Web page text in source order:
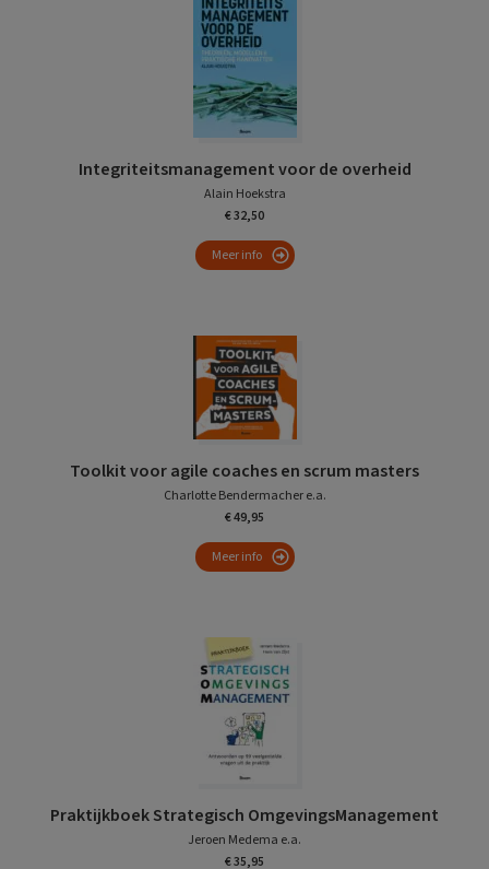
Integriteitsmanagement voor de overheid
Alain Hoekstra
€ 32,50
Meer info
Toolkit voor agile coaches en scrum masters
Charlotte Bendermacher e.a.
€ 49,95
Meer info
Praktijkboek Strategisch OmgevingsManagement
Jeroen Medema e.a.
€ 35,95